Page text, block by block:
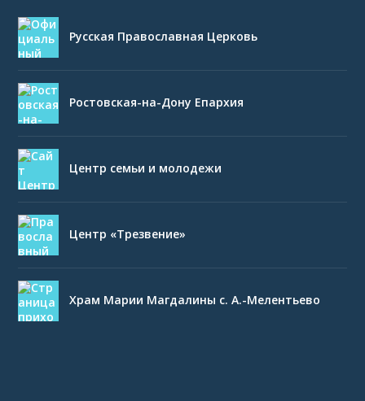
Русская Православная Церковь
Ростовская-на-Дону Епархия
Центр семьи и молодежи
Центр «Трезвение»
Храм Марии Магдалины с. А.-Мелентьево